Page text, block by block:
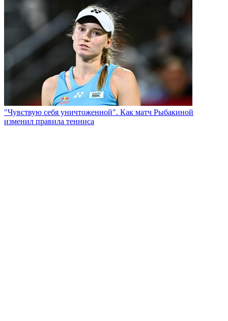
"Чувствую себя уничтоженной". Как матч Рыбакиной
изменил правила тенниса